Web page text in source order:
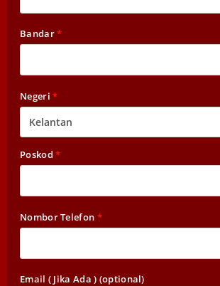
Bandar*
Negeri*
Kelantan
Poskod*
Nombor Telefon *
Email ( Jika Ada ) (optional)